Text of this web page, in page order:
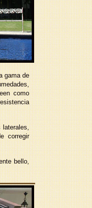
gama de
como
corregir
bello,